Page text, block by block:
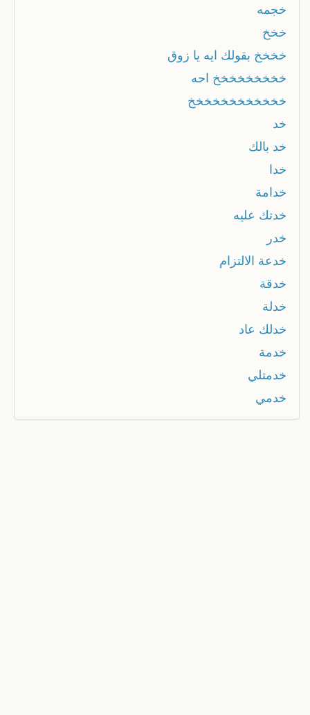
خجمه
خخخ
خخخخ بقولك ايه يا زوق
خخخخخخخخخ احه
خخخخخخخخخخخخ
خد
خد بالك
خدا
خدامة
خدتك عليه
خدر
خدعة الالتزام
خدقة
خدلة
خدلك عاد
خدمة
خدمتلي
خدمي